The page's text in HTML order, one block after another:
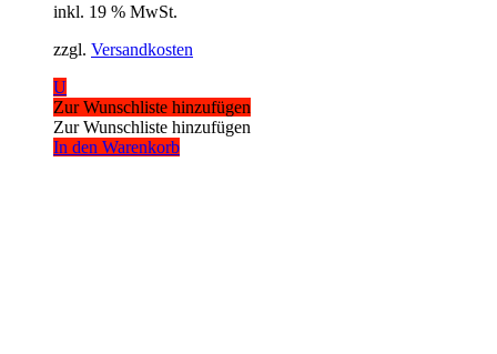
inkl. 19 % MwSt.
zzgl. Versandkosten
U
Zur Wunschliste hinzufügen
Zur Wunschliste hinzufügen
In den Warenkorb